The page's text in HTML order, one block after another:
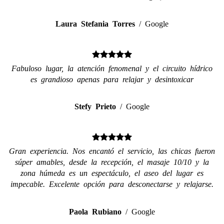
Laura Stefania Torres / Google
Fabuloso lugar, la atención fenomenal y el circuito hídrico
es grandioso apenas para relajar y desintoxicar
Stefy Prieto / Google
Gran experiencia. Nos encantó el servicio, las chicas fueron
súper amables, desde la recepción, el masaje 10/10 y la
zona húmeda es un espectáculo, el aseo del lugar es
impecable. Excelente opción para desconectarse y relajarse.
Paola Rubiano / Google